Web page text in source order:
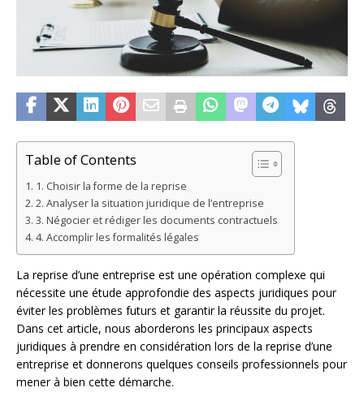
Table of Contents
1. Choisir la forme de la reprise
2. Analyser la situation juridique de l’entreprise
3. Négocier et rédiger les documents contractuels
4. Accomplir les formalités légales
La reprise d’une entreprise est une opération complexe qui
nécessite une étude approfondie des aspects juridiques pour
éviter les problèmes futurs et garantir la réussite du projet.
Dans cet article, nous aborderons les principaux aspects
juridiques à prendre en considération lors de la reprise d’une
entreprise et donnerons quelques conseils professionnels pour
mener à bien cette démarche.